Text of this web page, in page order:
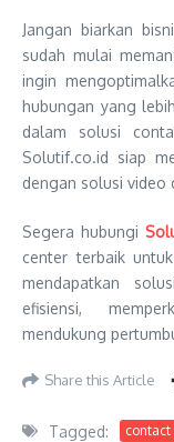
Jangan biarkan
sudah mulai
ingin
hubungan yang
dalam solusi
Solutif.co.id siap
dengan solusi video
Segera hubungi
center terbaik
mendapatkan
efisiensi,
mendukung
Share this Article
Tagged: contact